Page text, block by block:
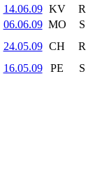
14.06.09 KV R
06.06.09 MO S
24.05.09 CH R
16.05.09
PE S